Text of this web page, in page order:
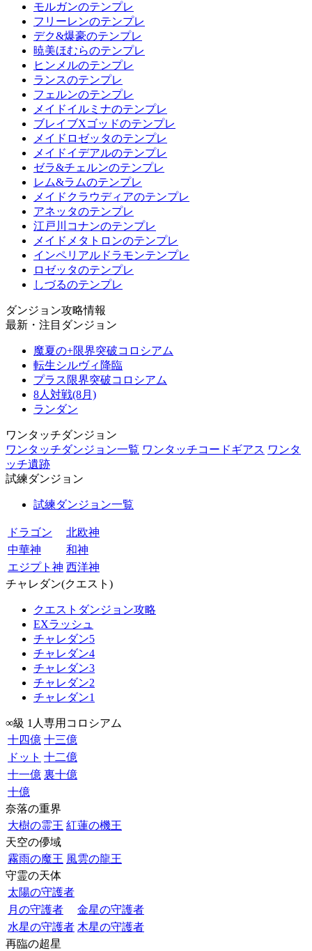
モルガンのテンプレ
フリーレンのテンプレ
デク&爆豪のテンプレ
暁美ほむらのテンプレ
ヒンメルのテンプレ
ランスのテンプレ
フェルンのテンプレ
メイドイルミナのテンプレ
ブレイブXゴッドのテンプレ
メイドロゼッタのテンプレ
メイドイデアルのテンプレ
ゼラ&チェルンのテンプレ
レム&ラムのテンプレ
メイドクラウディアのテンプレ
アネッタのテンプレ
江戸川コナンのテンプレ
メイドメタトロンのテンプレ
インペリアルドラモンテンプレ
ロゼッタのテンプレ
しづるのテンプレ
ダンジョン攻略情報
最新・注目ダンジョン
魔夏の+限界突破コロシアム
転生シルヴィ降臨
プラス限界突破コロシアム
8人対戦(8月)
ランダン
ワンタッチダンジョン
ワンタッチダンジョン一覧 ワンタッチコードギアス ワンタ
ッチ遺跡
試練ダンジョン
試練ダンジョン一覧
ドラゴン
北欧神
中華神
和神
エジプト神 西洋神
チャレダン(クエスト)
クエストダンジョン攻略
EXラッシュ
チャレダン5
チャレダン4
チャレダン3
チャレダン2
チャレダン1
∞級 1人専用コロシアム
十四億 十三億
ドット 十二億
十一億 裏十億
十億
奈落の重界
大樹の霊王 紅蓮の機王
天空の儚域
霧雨の魔王 風雲の龍王
守霊の天体
太陽の守護者
月の守護者
金星の守護者
水星の守護者 木星の守護者
再臨の超星